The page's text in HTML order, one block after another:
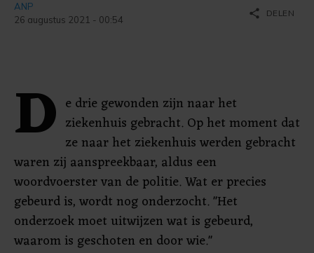
ANP
26 augustus 2021 - 00:54
share DELEN
D e drie gewonden zijn naar het
ziekenhuis gebracht. Op het moment dat
ze naar het ziekenhuis werden gebracht
waren zij aanspreekbaar, aldus een
woordvoerster van de politie. Wat er precies
gebeurd is, wordt nog onderzocht. "Het
onderzoek moet uitwijzen wat is gebeurd,
waarom is geschoten en door wie."